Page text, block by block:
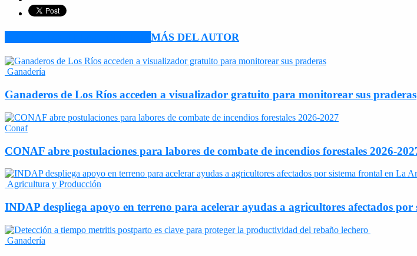
MÁS DEL AUTOR
Ganadería
Ganaderos de Los Ríos acceden a visualizador gratuito para monitorear sus praderas
Conaf
CONAF abre postulaciones para labores de combate de incendios forestales 2026-
Agricultura y Producción
INDAP despliega apoyo en terreno para acelerar ayudas a agricultores afectados
Ganadería